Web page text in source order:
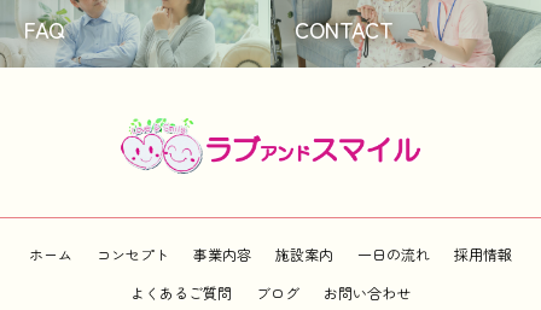
FAQ CONTACT
ホーム コンセプト 事業内容 施設案内 一日の流れ
採用情報
よくあるご質問
ブログ お問い合わせ